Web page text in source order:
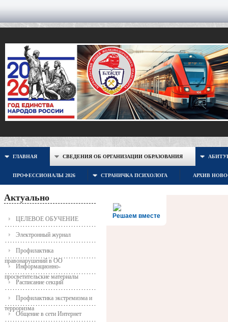
ГЛАВНАЯ СВЕДЕНИЯ ОБ ОРГАНИЗАЦИИ ОБРАЗОВАНИЯ
ПРОФЕССИОНАЛЫ 2026 СТРАНИЧКА ПСИХОЛОГА АРХИВ
Актуально
ЦЕЛЕВОЕ ОБУЧЕНИЕ
Электронный журнал
Профилактика
правонарушений в ОО
Информационно-
просветительские материалы
Расписание секций
Профилактика экстремизма и
терроризма
Общение в сети Интернет
Решаем вместе